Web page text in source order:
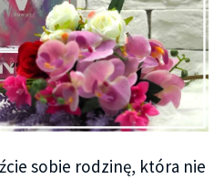
sobie rodzinę, która nie